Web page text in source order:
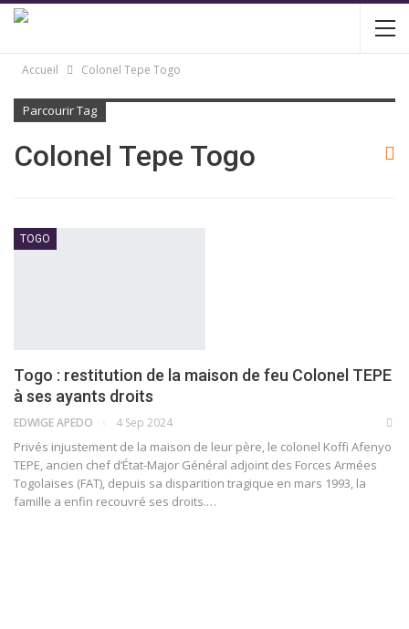
Accueil Colonel Tepe Togo
Parcourir Tag
Colonel Tepe Togo
TOGO
Togo : restitution de la maison de feu Colonel TEPE
à ses ayants droits
EDWIGE APEDO 4 Sep 2024
Privés injustement de la maison de leur père, le colonel Koffi Afenyo
TEPE, ancien chef d’État-Major Général adjoint des Forces Armées
Togolaises (FAT), depuis sa disparition tragique en mars 1993, la
famille a enfin recouvré ses droits.…